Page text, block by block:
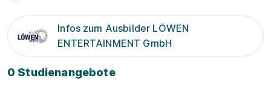
Infos zum Ausbilder LÖWEN
ENTERTAINMENT GmbH
0 Studienangebote